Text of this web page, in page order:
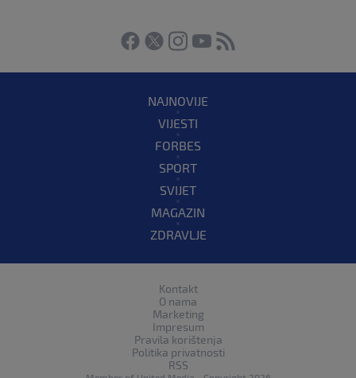
NAJNOVIJE
VIJESTI
FORBES
SPORT
SVIJET
MAGAZIN
ZDRAVLJE
Kontakt
O nama
Marketing
Impresum
Pravila korištenja
Politika privatnosti
RSS